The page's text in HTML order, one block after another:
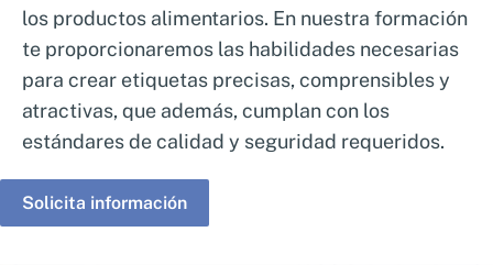
los productos alimentarios. En nuestra formación
te proporcionaremos las habilidades necesarias
para crear etiquetas precisas, comprensibles y
atractivas, que además, cumplan con los
estándares de calidad y seguridad requeridos.
Solicita información